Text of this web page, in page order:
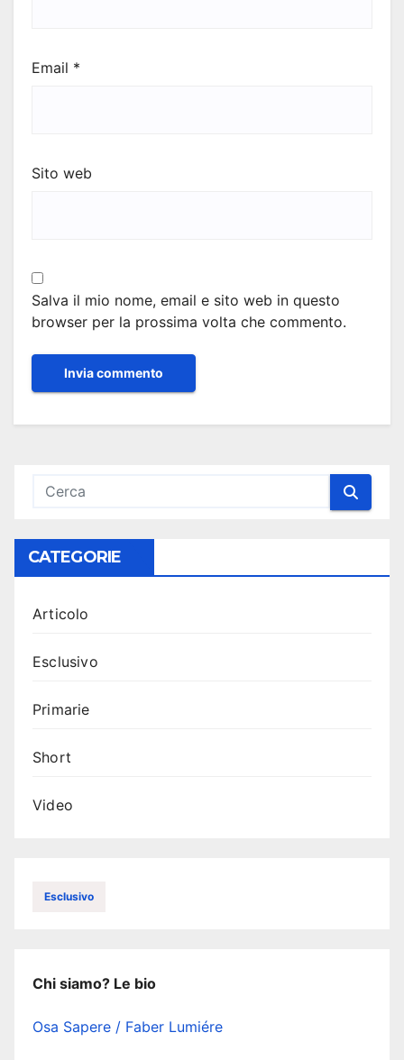
Email *
Sito web
Salva il mio nome, email e sito web in questo
browser per la prossima volta che commento.
CATEGORIE
Articolo
Esclusivo
Primarie
Short
Video
Esclusivo
Chi siamo? Le bio
Osa Sapere / Faber Lumiére